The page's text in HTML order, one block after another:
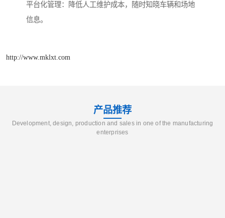
平台化管理：降低人工维护成本，随时知晓车辆和场地
信息。
http://www.mklxt.com
产品推荐
Development, design, production and sales in one of the manufacturing
enterprises